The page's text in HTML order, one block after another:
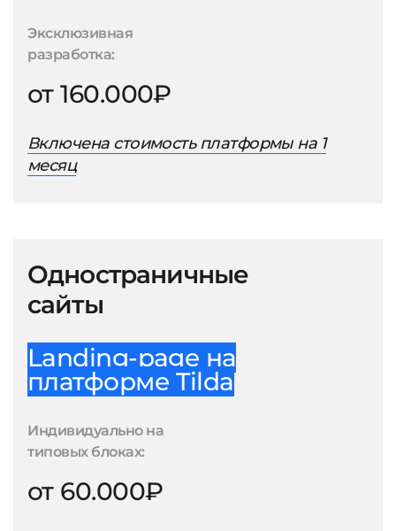
Эксклюзивная
разработка:
от 160.000₽
Включена стоимость платформы на 1
месяц
Одностраничные
сайты
Landing-page на
платформе Tilda
Индивидуально на
типовых блоках:
от 60.000₽